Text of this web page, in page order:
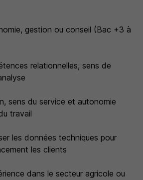
gestion ou conseil (Bac +3 à
relationnelles, sens de
sens du service et autonomie
travail
les données techniques pour
les clients
dans le secteur agricole ou